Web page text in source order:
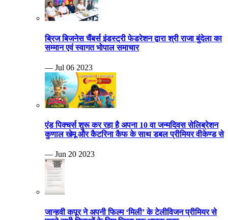
ब्रिज बिजनेस चैंबर्स इंडस्ट्री फेडरेशन द्वारा श्री राजा बुंदेला का
सम्मान एवं स्वागत भोपाल समाचार
— Jul 06 2023
एंड पिक्चर्स शुरू कर रहा है अपना 10 वा जन्मदिवस सेलिब्रेशन
कुणाल खेमू और कैटरिना कैफ के साथ डबल प्रीमियर वीकेण्ड से
— Jun 20 2023
जान्हवी कपूर ने अपनी फिल्म ‘मिली’ के टेलीविजन प्रीमियर से